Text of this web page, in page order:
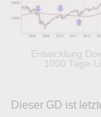
Entwicklung
1000 Tage-
Dieser GD ist